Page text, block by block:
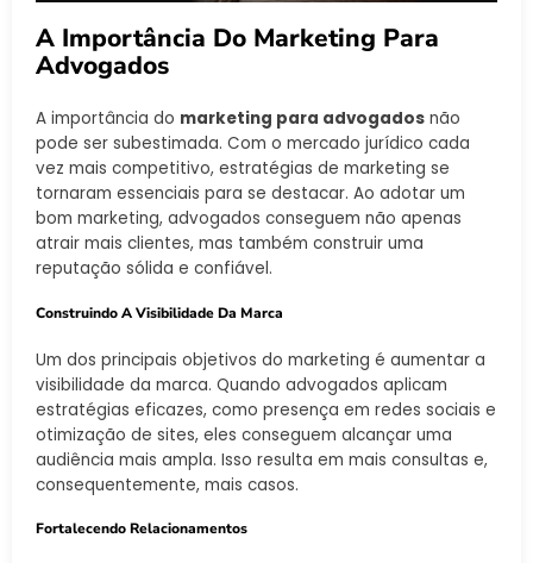
A Importância Do Marketing Para
Advogados
A importância do marketing para advogados não
pode ser subestimada. Com o mercado jurídico cada
vez mais competitivo, estratégias de marketing se
tornaram essenciais para se destacar. Ao adotar um
bom marketing, advogados conseguem não apenas
atrair mais clientes, mas também construir uma
reputação sólida e confiável.
Construindo A Visibilidade Da Marca
Um dos principais objetivos do marketing é aumentar a
visibilidade da marca. Quando advogados aplicam
estratégias eficazes, como presença em redes sociais e
otimização de sites, eles conseguem alcançar uma
audiência mais ampla. Isso resulta em mais consultas e,
consequentemente, mais casos.
Fortalecendo Relacionamentos